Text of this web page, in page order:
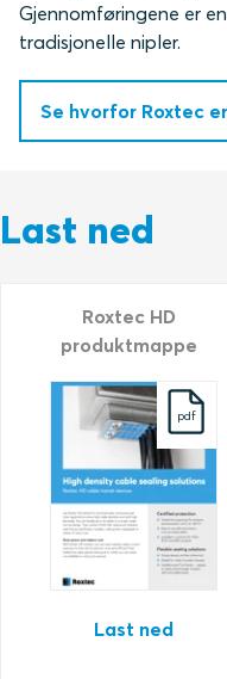
Gjennomføringene er
tradisjonelle nipler.
Se hvorfor Roxtec
Last ned
Roxtec HD
produktmappe
pdf
Last ned